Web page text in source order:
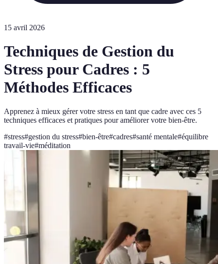
15 avril 2026
Techniques de Gestion du
Stress pour Cadres : 5
Méthodes Efficaces
Apprenez à mieux gérer votre stress en tant que cadre avec ces 5
techniques efficaces et pratiques pour améliorer votre bien-être.
#stress#gestion du stress#bien-être#cadres#santé mentale#équilibre
travail-vie#méditation